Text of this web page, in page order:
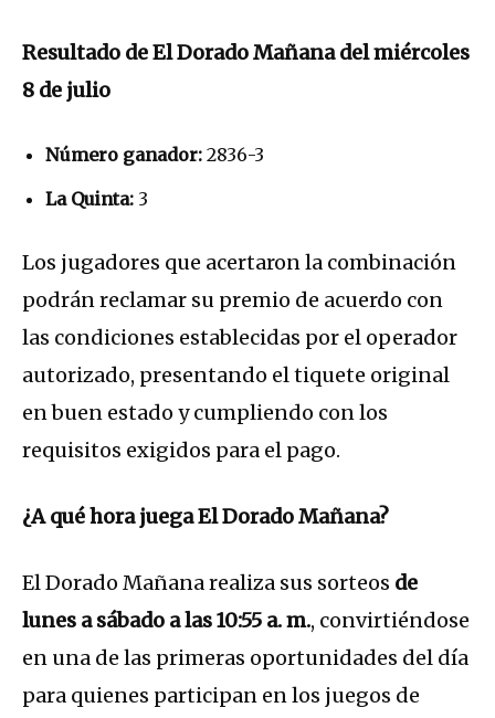
Resultado de El Dorado Mañana del miércoles
8 de julio
Número ganador: 2836-3
La Quinta: 3
Los jugadores que acertaron la combinación
podrán reclamar su premio de acuerdo con
las condiciones establecidas por el operador
autorizado, presentando el tiquete original
en buen estado y cumpliendo con los
requisitos exigidos para el pago.
¿A qué hora juega El Dorado Mañana?
El Dorado Mañana realiza sus sorteos de
lunes a sábado a las 10:55 a. m., convirtiéndose
en una de las primeras oportunidades del día
para quienes participan en los juegos de